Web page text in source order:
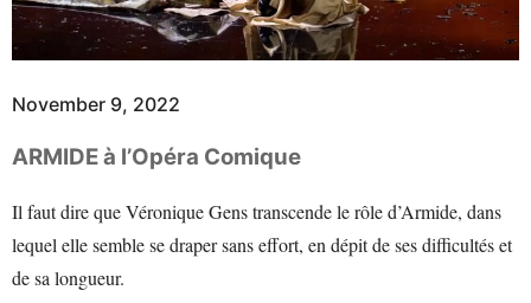
November 9, 2022
ARMIDE à l’Opéra Comique
Il faut dire que Véronique Gens transcende le rôle d’Armide, dans
lequel elle semble se draper sans effort, en dépit de ses difficultés et
de sa longueur.